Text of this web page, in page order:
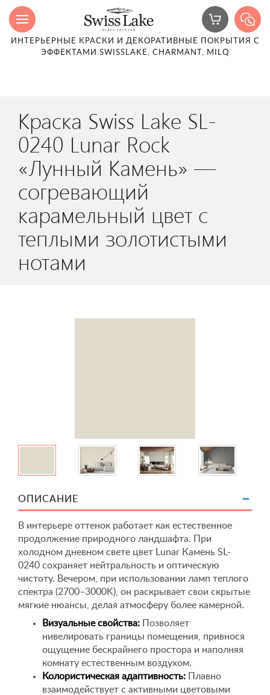
ИНТЕРЬЕРНЫЕ КРАСКИ И ДЕКОРАТИВНЫЕ ПОКРЫТИЯ С
ЭФФЕКТАМИ SWISSLAKE, CHARMANT, MILQ
Краска Swiss Lake SL-
0240 Lunar Rock
«Лунный Камень» —
согревающий
карамельный цвет с
теплыми золотистыми
нотами
ОПИСАНИЕ
В интерьере оттенок работает как естественное
продолжение природного ландшафта. При
холодном дневном свете цвет Lunar Камень SL-
0240 сохраняет нейтральность и оптическую
чистоту. Вечером, при использовании ламп теплого
спектра (2700–3000K), он раскрывает свои скрытые
мягкие нюансы, делая атмосферу более камерной.
Визуальные свойства: Позволяет
нивелировать границы помещения, привнося
ощущение бескрайнего простора и наполняя
комнату естественным воздухом.
Колористическая адаптивность: Плавно
взаимодействует с активными цветовыми